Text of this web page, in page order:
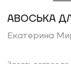
АВОСЬКА
Екатерина